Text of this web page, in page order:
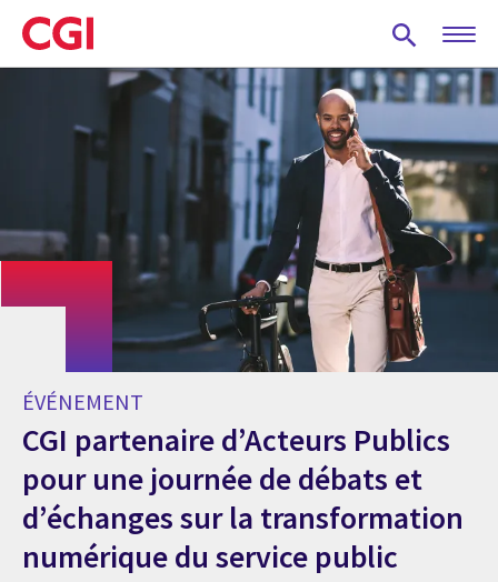
Skip
to
main
ÉVÉNEMENT
CGI partenaire d’Acteurs Publics
pour une journée de débats et
d’échanges sur la transformation
numérique du service public